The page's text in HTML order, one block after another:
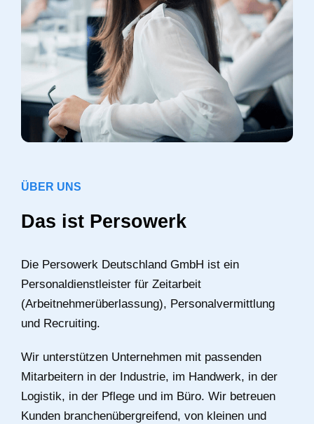
ÜBER UNS
Das ist Persowerk
Die Persowerk Deutschland GmbH ist ein
Personaldienstleister für Zeitarbeit
(Arbeitnehmerüberlassung), Personalvermittlung
und Recruiting.
Wir unterstützen Unternehmen mit passenden
Mitarbeitern in der Industrie, im Handwerk, in der
Logistik, in der Pflege und im Büro. Wir betreuen
Kunden branchenübergreifend, von kleinen und